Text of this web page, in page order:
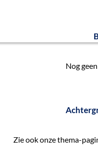
Nog
Zie ook onze thema-